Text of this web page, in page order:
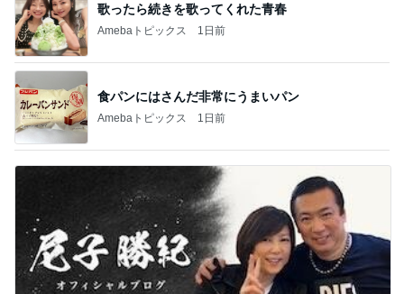
歌ったら続きを歌ってくれた青春
Amebaトピックス 1日前
食パンにはさんだ非常にうまいパン
Amebaトピックス 1日前